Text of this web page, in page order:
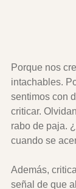
Porque nos
intachables.
sentimos con
criticar.
rabo de paja.
cuando se
Además,
señal de que